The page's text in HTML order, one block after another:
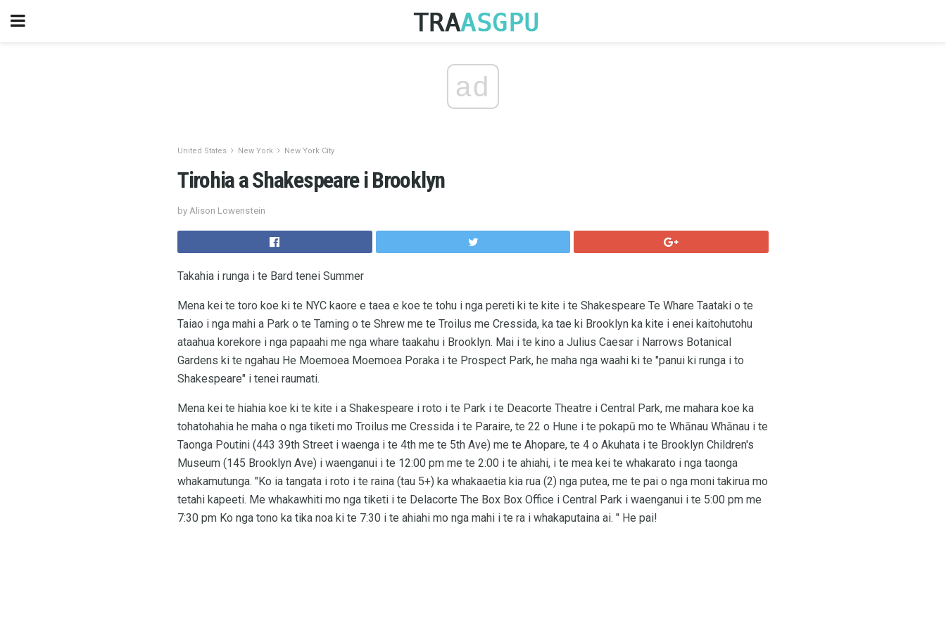
ad
United States New York New York City
Tirohia a Shakespeare i Brooklyn
by Alison Lowenstein
Takahia i runga i te Bard tenei Summer
Mena kei te toro koe ki te NYC kaore e taea e koe te tohu i nga pereti ki te kite i te Shakespeare Te Whare Taataki o te
Taiao i nga mahi a Park o te Taming o te Shrew me te Troilus me Cressida, ka tae ki Brooklyn ka kite i enei kaitohutohu
ataahua korekore i nga papaahi me nga whare taakahu i Brooklyn. Mai i te kino a Julius Caesar i Narrows Botanical
Gardens ki te ngahau He Moemoea Moemoea Poraka i te Prospect Park, he maha nga waahi ki te "panui ki runga i to
Shakespeare" i tenei raumati.
Mena kei te hiahia koe ki te kite i a Shakespeare i roto i te Park i te Deacorte Theatre i Central Park, me mahara koe ka
tohatohahia he maha o nga tiketi mo Troilus me Cressida i te Paraire, te 22 o Hune i te pokapū mo te Whānau Whānau i te
Taonga Poutini (443 39th Street i waenga i te 4th me te 5th Ave) me te Ahopare, te 4 o Akuhata i te Brooklyn Children's
Museum (145 Brooklyn Ave) i waenganui i te 12:00 pm me te 2:00 i te ahiahi, i te mea kei te whakarato i nga taonga
whakamutunga. "Ko ia tangata i roto i te raina (tau 5+) ka whakaaetia kia rua (2) nga putea, me te pai o nga moni takirua mo
tetahi kapeeti. Me whakawhiti mo nga tiketi i te Delacorte The Box Box Office i Central Park i waenganui i te 5:00 pm me
7:30 pm Ko nga tono ka tika noa ki te 7:30 i te ahiahi mo nga mahi i te ra i whakaputaina ai. " He pai!